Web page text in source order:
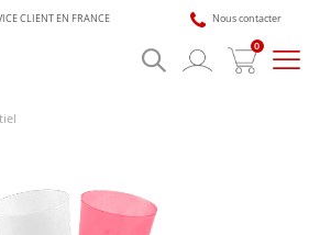
CLIENT EN FRANCE Nous contacter
0
Fulfiller